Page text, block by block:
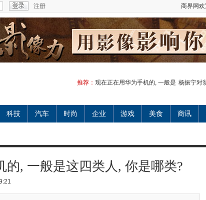
注册 商界网
推荐： 现在正在用华为手机的, 一般是 杨振宁对
科技 汽车 时尚 企业 游戏 美食 商讯
的, 一般是这四类人, 你是哪类?